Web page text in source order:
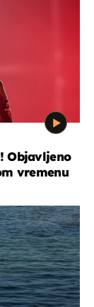
Objavljeno
vremenu